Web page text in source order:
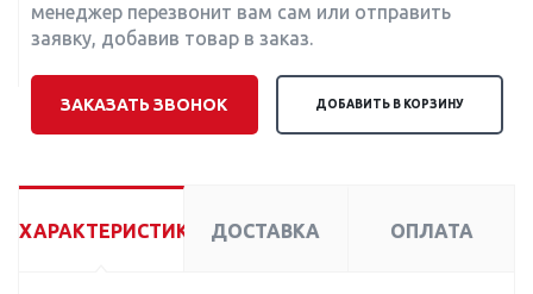
менеджер перезвонит вам сам или отправить
заявку, добавив товар в заказ.
ЗАКАЗАТЬ ЗВОНОК ДОБАВИТЬ В КОРЗИНУ
ХАРАКТЕРИСТИКИ ДОСТАВКА ОПЛАТА